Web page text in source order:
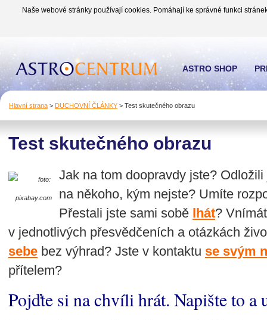
Naše webové stránky používají cookies. Pomáhají ke správné funkci
Hlavní strana > DUCHOVNÍ ČLÁNKY > Test skutečného obrazu
Test skutečného obrazu
foto:
pixabay.com
Jak na tom doopravdy jste?
na někoho, kým nejste? Umíte
Přestali jste sami sobě lhát?
v jednotlivých přesvědčeních a otázkách
sebe bez výhrad? Jste v kontaktu se svým
přítelem?
Pojďte si na chvíli hrát. Napište to a
ASTRO SHOP